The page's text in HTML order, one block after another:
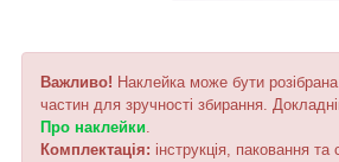
Важливо! Наклейка може бути розібрана
частин для зручності збирання.
Про наклейки.
Комплектація: інструкція, паковання